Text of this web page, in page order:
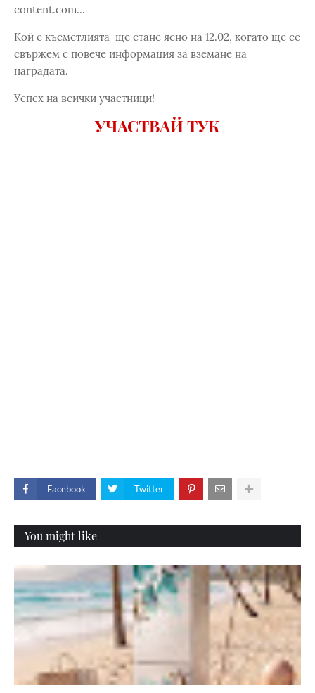
content.com...
Кой е късметлията ще стане ясно на 12.02, когато ще се
свържем с повече информация за вземане на
наградата.
Успех на всички участници!
УЧАСТВАЙ ТУК
Facebook Twitter
You might like